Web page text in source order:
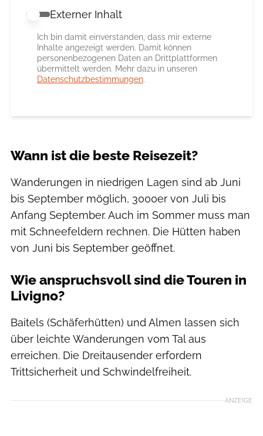
Externer Inhalt erlauben
Externer Inhalt
Ich bin damit einverstanden, dass mir externe
Inhalte angezeigt werden. Damit können
personenbezogenen Daten an Drittplattformen
übermittelt werden. Mehr dazu in unseren
Datenschutzbestimmungen.
Wann ist die beste Reisezeit?
Wanderungen in niedrigen Lagen sind ab Juni
bis September möglich, 3000er von Juli bis
Anfang September. Auch im Sommer muss man
mit Schneefeldern rechnen. Die Hütten haben
von Juni bis September geöffnet.
Wie anspruchsvoll sind die Touren in
Livigno?
Baitels (Schäferhütten) und Almen lassen sich
über leichte Wanderungen vom Tal aus
erreichen. Die Dreitausender erfordern
Trittsicherheit und Schwindelfreiheit.
ANZEIGE